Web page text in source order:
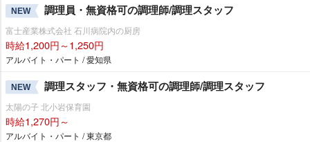
NEW 調理員・無資格可の調理師/調理スタッフ
富士産業株式会社 石川病院内の厨房
時給1,200円～1,250円
アルバイト・パート / 愛知県
NEW 調理スタッフ・無資格可の調理師/調理スタッフ
太陽の子 北小岩保育園
時給1,270円～
アルバイト・パート / 東京都